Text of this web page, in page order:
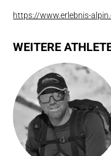
https://www.erlebnis-
WEITERE